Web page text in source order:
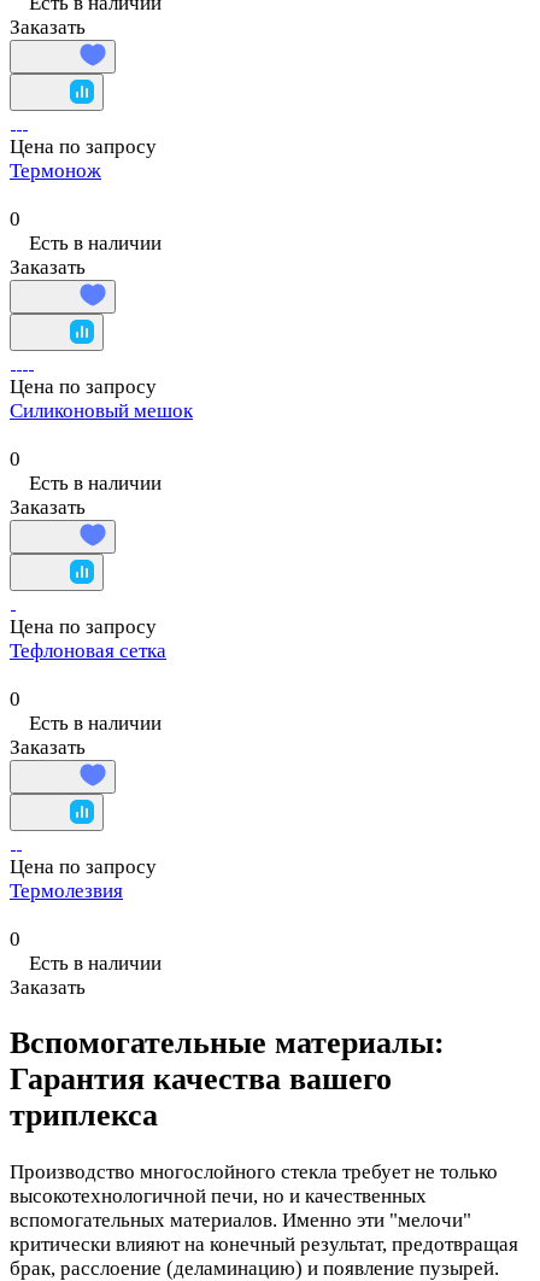
Заказать
Цена по запросу
Термонож
0
Есть в наличии
Заказать
Цена по запросу
Силиконовый мешок
0
Есть в наличии
Заказать
Цена по запросу
Тефлоновая сетка
0
Есть в наличии
Заказать
Цена по запросу
Термолезвия
0
Есть в наличии
Заказать
Вспомогательные материалы:
Гарантия качества вашего
триплекса
Производство многослойного стекла требует не только
высокотехнологичной печи, но и качественных
вспомогательных материалов. Именно эти "мелочи"
критически влияют на конечный результат, предотвращая
брак, расслоение (деламинацию) и появление пузырей.